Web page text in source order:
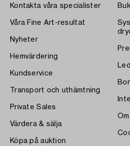
Kontakta våra specialister
Våra Fine Art-resultat
Nyheter
Hemvärdering
Kundservice
Transport och uthämtning
Private Sales
Värdera & sälja
Köpa på auktion